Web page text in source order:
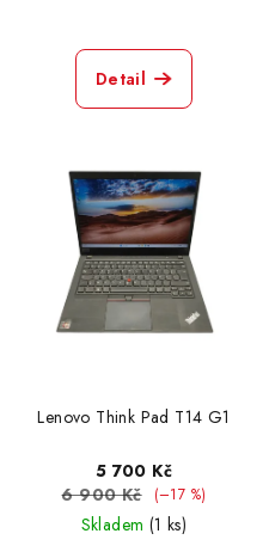
Detail
Lenovo Think Pad T14 G1
5 700 Kč
6 900 Kč
(–17 %)
Skladem (1 ks)